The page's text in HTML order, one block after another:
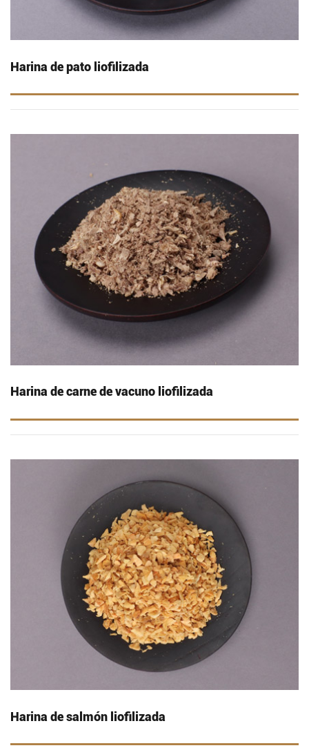
Harina de pato liofilizada
Harina de carne de vacuno liofilizada
Harina de salmón liofilizada